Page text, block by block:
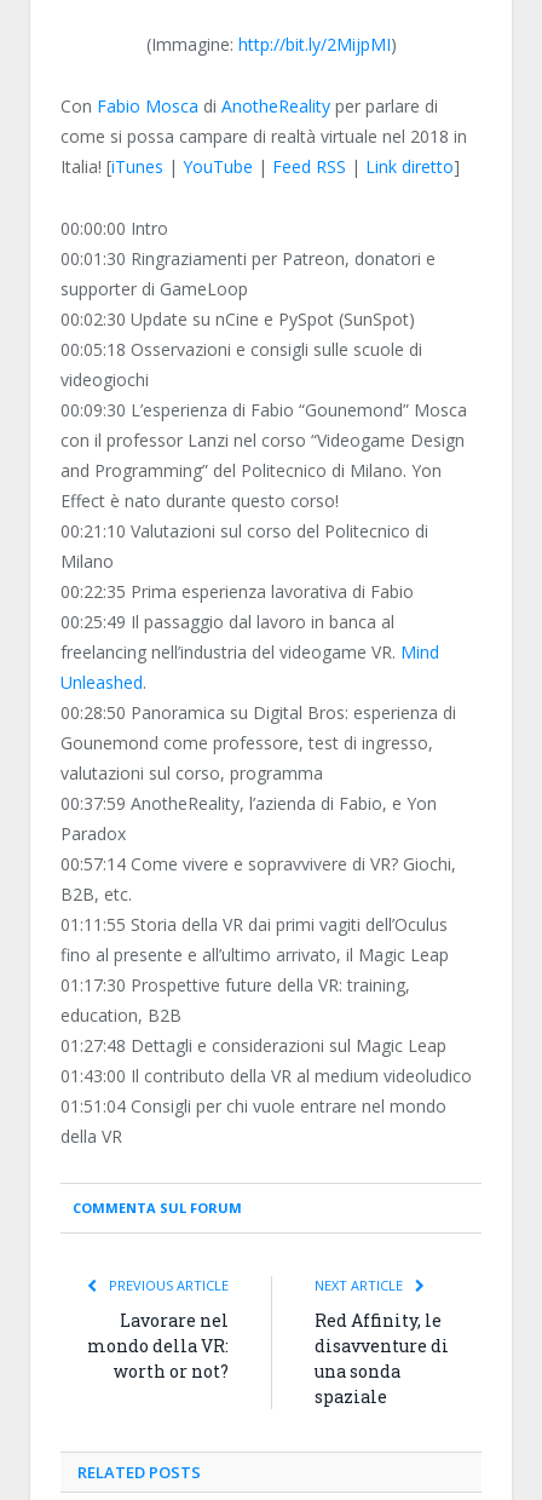
(Immagine: http://bit.ly/2MijpMI)
Con Fabio Mosca di AnotheReality per parlare di
come si possa campare di realtà virtuale nel 2018 in
Italia! [iTunes | YouTube | Feed RSS | Link diretto]
00:00:00 Intro
00:01:30 Ringraziamenti per Patreon, donatori e
supporter di GameLoop
00:02:30 Update su nCine e PySpot (SunSpot)
00:05:18 Osservazioni e consigli sulle scuole di
videogiochi
00:09:30 L’esperienza di Fabio “Gounemond” Mosca
con il professor Lanzi nel corso “Videogame Design
and Programming” del Politecnico di Milano. Yon
Effect è nato durante questo corso!
00:21:10 Valutazioni sul corso del Politecnico di
Milano
00:22:35 Prima esperienza lavorativa di Fabio
00:25:49 Il passaggio dal lavoro in banca al
freelancing nell’industria del videogame VR. Mind
Unleashed.
00:28:50 Panoramica su Digital Bros: esperienza di
Gounemond come professore, test di ingresso,
valutazioni sul corso, programma
00:37:59 AnotheReality, l’azienda di Fabio, e Yon
Paradox
00:57:14 Come vivere e sopravvivere di VR? Giochi,
B2B, etc.
01:11:55 Storia della VR dai primi vagiti dell’Oculus
fino al presente e all’ultimo arrivato, il Magic Leap
01:17:30 Prospettive future della VR: training,
education, B2B
01:27:48 Dettagli e considerazioni sul Magic Leap
01:43:00 Il contributo della VR al medium videoludico
01:51:04 Consigli per chi vuole entrare nel mondo
della VR
COMMENTA SUL FORUM
PREVIOUS ARTICLE
Lavorare nel
mondo della VR:
worth or not?
NEXT ARTICLE
Red Affinity, le
disavventure di
una sonda
spaziale
RELATED POSTS